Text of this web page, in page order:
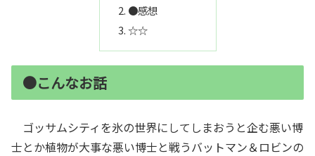
●感想
☆☆
●こんなお話
ゴッサムシティを氷の世界にしてしまおうと企む悪い博
士とか植物が大事な悪い博士と戦うバットマン＆ロビンの